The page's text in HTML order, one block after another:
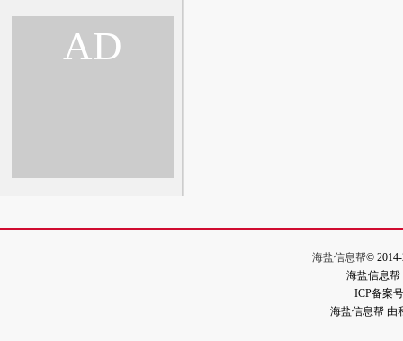
AD
海盐信息帮© 2014-
海盐信息
ICP备案
海盐信息帮 由